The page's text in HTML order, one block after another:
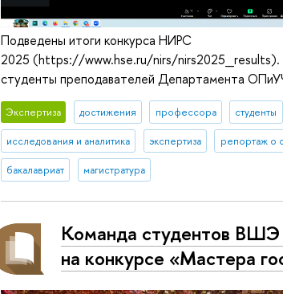
Подведены итоги конкурса НИРС
2025 (https://www.hse.ru/nirs/
студенты преподавателей Департамента
Экспертиза достижения профессора студенты
исследования и аналитика экспертиза репортаж о
бакалавриат магистратура
Команда студентов ВШЭ
на конкурсе «Мастера